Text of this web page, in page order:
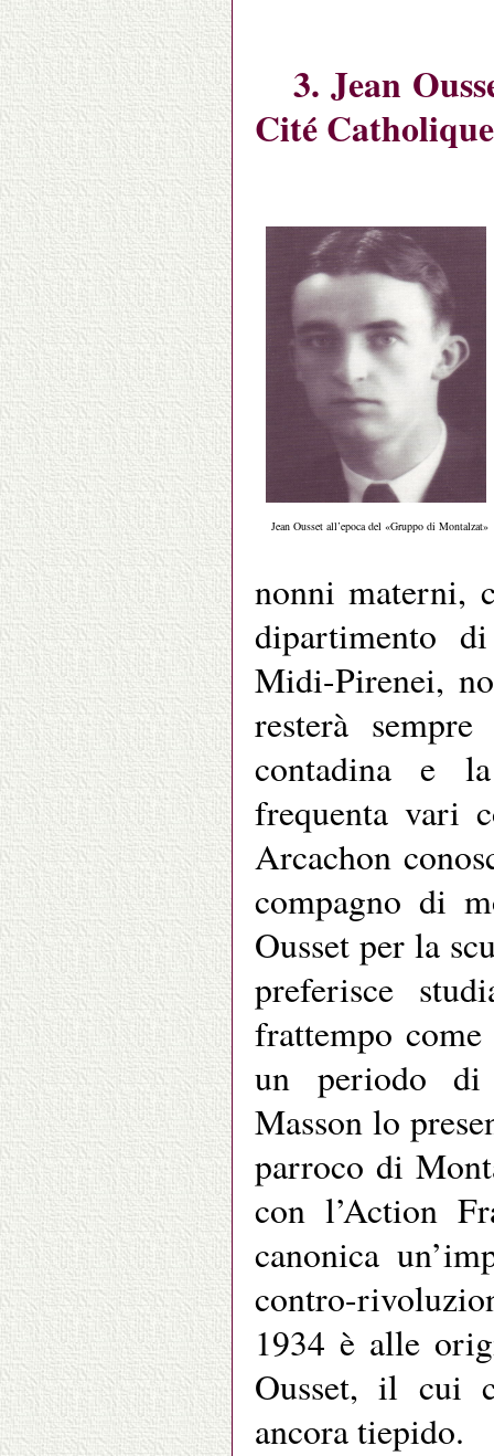
3. Jean
Cité Catholique
Jean Ousset all’epoca del «Gruppo di Montalzat»
nonni materni,
dipartimento
Midi-Pirenei,
resterà
contadina e
frequenta vari
Arcachon
compagno di
Ousset per la
preferisce
frattempo
un periodo di
Masson lo
parroco di
con l’Action
canonica
contro-
1934 è alle
Ousset, il cui
ancora tiepido.